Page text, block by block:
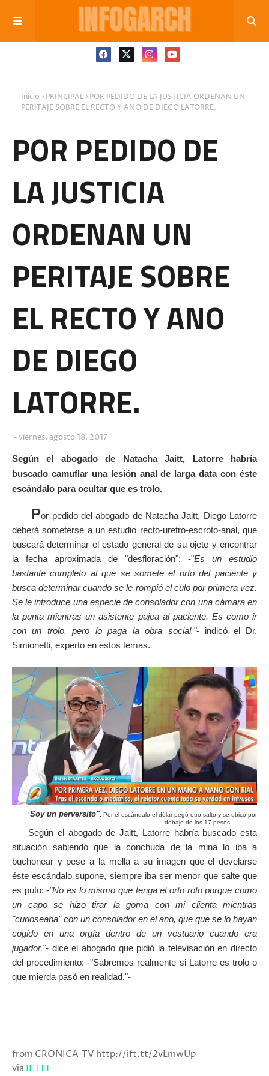
Inicio PRINCIPAL
POR PEDIDO DE LA JUSTICIA ORDENAN UN
PERITAJE SOBRE EL RECTO Y ANO DE DIEGO LATORRE.
POR PEDIDO DE
LA JUSTICIA
ORDENAN UN
PERITAJE SOBRE
EL RECTO Y ANO
DE DIEGO
LATORRE.
viernes, agosto 18, 2017
Según el abogado de Natacha Jaitt, Latorre habría
buscado camuflar una lesión anal de larga data con éste
escándalo para ocultar que es trolo.
Por pedido del abogado de Natacha Jaitt, Diego Latorre
deberá someterse a un estudio recto-uretro-escroto-anal, que
buscará determinar el estado general de su ojete y encontrar
la fecha aproximada de "desfloración": -"Es un estudio
bastante completo al que se somete el orto del paciente y
busca determinar cuando se le rompió el culo por primera vez.
Se le introduce una especie de consolador con una cámara en
la punta mientras un asistente pajea al paciente. Es como ir
con un trolo, pero lo paga la obra social."- indicó el Dr.
Simionetti, experto en estos temas.
"Soy un perversito": Por el escándalo el dólar pegó otro salto y se ubicó por
debajo de los 17 pesos
Según el abogado de Jaitt, Latorre habría buscado esta
situación sabiendo que la conchuda de la mina lo iba a
buchonear y pese a la mella a su imagen que el develarse
éste escándalo supone, siempre iba ser menor que salte que
es puto: -"No es lo mismo que tenga el orto roto porque como
un capo se hizo tirar la goma con mi clienta mientras
"curioseaba" con un consolador en el ano, que que se lo hayan
cogido en una orgía dentro de un vestuario cuando era
jugador."- dice el abogado que pidió la televisación en directo
del procedimiento: -"Sabremos realmente si Latorre es trolo o
que mierda pasó en realidad."-
from CRONICA-TV http://ift.tt/2vLmwUp
viaIFTTT